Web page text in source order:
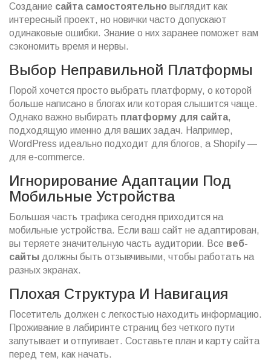
Создание сайта самостоятельно выглядит как
интересный проект, но новички часто допускают
одинаковые ошибки. Знание о них заранее поможет вам
сэкономить время и нервы.
Выбор Неправильной Платформы
Порой хочется просто выбрать платформу, о которой
больше написано в блогах или которая слышится чаще.
Однако важно выбирать платформу для сайта,
подходящую именно для ваших задач. Например,
WordPress идеально подходит для блогов, а Shopify —
для e-commerce.
Игнорирование Адаптации Под
Мобильные Устройства
Большая часть трафика сегодня приходится на
мобильные устройства. Если ваш сайт не адаптирован,
вы теряете значительную часть аудитории. Все веб-
сайты должны быть отзывчивыми, чтобы работать на
разных экранах.
Плохая Структура И Навигация
Посетитель должен с легкостью находить информацию.
Проживание в лабиринте страниц без четкого пути
запутывает и отпугивает. Составьте план и карту сайта
перед тем, как начать.